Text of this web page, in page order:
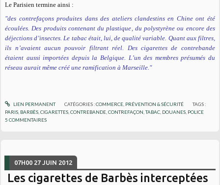
Le Parisien termine ainsi :
"des contrefaçons produites dans des ateliers clandestins en Chine ont été
écoulées. Des produits contenant du plastique, du polystyrène ou encore des
déjections d’insectes. Le tabac était, lui, de qualité variable. Quant aux filtres,
ils n’avaient aucun pouvoir filtrant réel. Des cigarettes de contrebande
étaient aussi importées depuis la Belgique. L’un des membres présumés du
réseau aurait même créé une ramification à Marseille."
LIEN PERMANENT CATÉGORIES :COMMERCE, PRÉVENTION & SÉCURITÉ
TAGS :
PARIS BARBÈS ,CIGARETTES ,CONTREBANDE ,CONTREFAÇON ,TABAC DOUANES POLICE
5 COMMENTAIRES
07H00 27 JUIN 2012
Les cigarettes de Barbès interceptées